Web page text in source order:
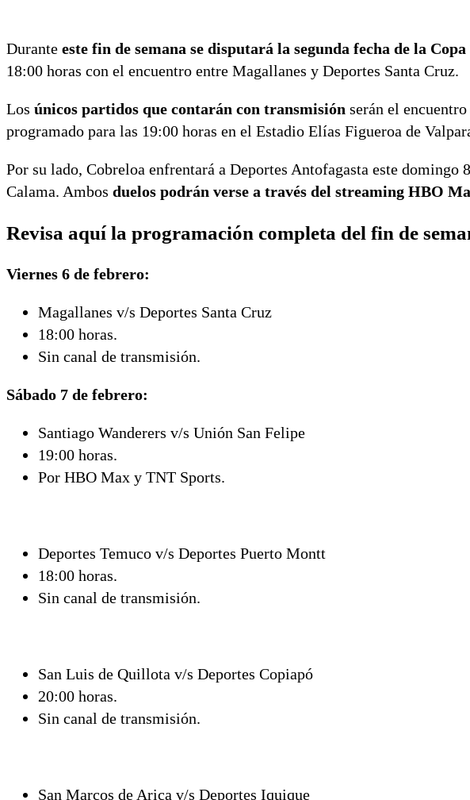
Durante este fin de semana se disputará la segunda fecha de la
18:00 horas con el encuentro entre Magallanes y Deportes Santa Cruz.
Los únicos partidos que contarán con transmisión serán el
programado para las 19:00 horas en el Estadio Elías Figueroa de
Por su lado, Cobreloa enfrentará a Deportes Antofagasta este
Calama. Ambos duelos podrán verse a través del streaming HBO
Revisa aquí la programación completa del fin de
Viernes 6 de febrero:
Magallanes v/s Deportes Santa Cruz
18:00 horas.
Sin canal de transmisión.
Sábado 7 de febrero:
Santiago Wanderers v/s Unión San Felipe
19:00 horas.
Por HBO Max y TNT Sports.
Deportes Temuco v/s Deportes Puerto Montt
18:00 horas.
Sin canal de transmisión.
San Luis de Quillota v/s Deportes Copiapó
20:00 horas.
Sin canal de transmisión.
San Marcos de Arica v/s Deportes Iquique